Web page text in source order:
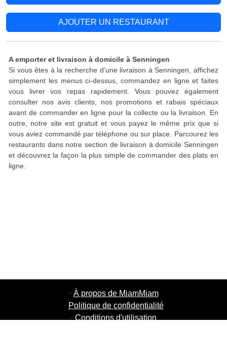
AJOUTER UN RESTAURANT
A emporter et livraison à domicile à Senningen
Si vous êtes à la recherche d'une livraison à Senningen, affichez
simplement les menus ci-dessus, commandez en ligne et faites
vous livrer vos repas rapidement. Vous pouvez également
consulter nos avis clients, nos promotions et rabais spéciaux
avant de commander en ligne pour la collecte ou la livraison. En
outre, notre site est gratuit et vous payez le même prix que si
vous aviez commandé par téléphone ou sur place. Parcourez les
restaurants dans notre section de livraison à domicile Senningen
et découvrez la façon la plus simple de commander des plats en
ligne.
· À propos de MiamMiam
· Politique de confidentialité
· Conditions d'utilisation